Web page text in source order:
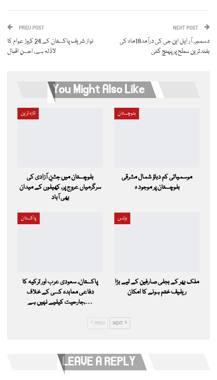
Email
PREV POST
نواز شریف پاکستان کے 24 کروڑ عوام کا
لاڈلہ ہے، احسن اقبال
NEXT POST
دسمبر، آر ایل این جی کی درآمد18ماہ کی
بلندترین سطح پر پہنچ گئی
You Might Also Like
تازہ ترین
بلوچستان میں جشنِ آزادی کی
سرگرمیاں عروج پر، کھیلوں کے میدان
بھی آباد
بلوچستان
موسمیاتی کم دباؤ شمال مشرقی
بلوچستان پر موجود ہ
پاکستان
پاکستان، سعودی عرب اور ترکیہ کا
دفاعی معاہدہ کسی کے خلاف
جارحیت کیلیے نہیں ہے،…
بزنس
ملک بھر کے بجلی صارفین کے لیے بڑا
ریلیف ختم ہونے کا امکان
PREV NEXT
LEAVE A REPLY